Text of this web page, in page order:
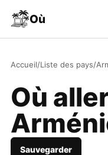
Où
Accueil/Liste des pays/
Où
Sauvegarder